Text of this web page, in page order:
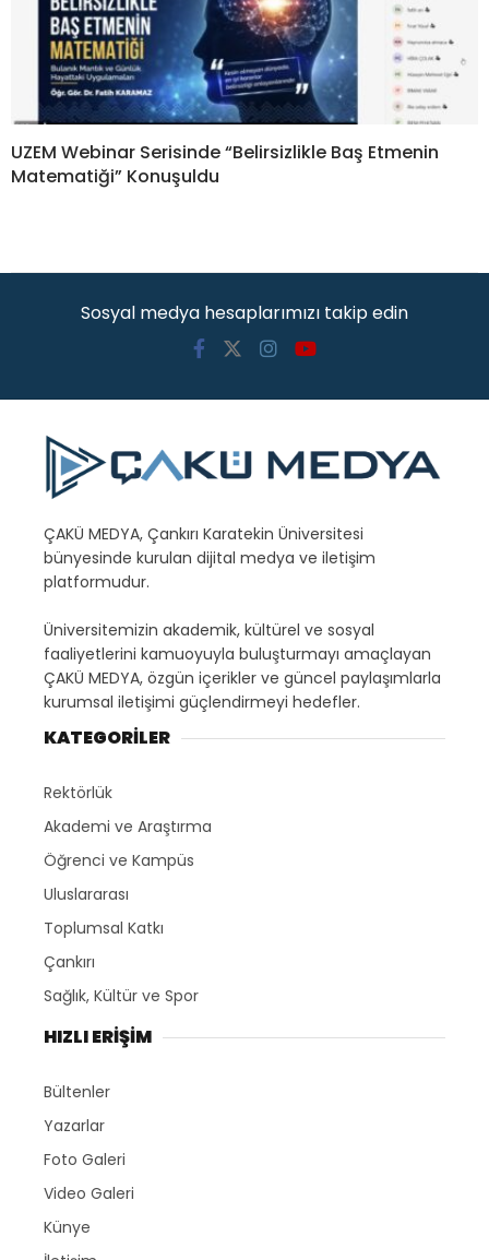
UZEM Webinar Serisinde “Belirsizlikle Baş Etmenin
Matematiği” Konuşuldu
Sosyal medya hesaplarımızı takip edin
ÇAKÜ MEDYA, Çankırı Karatekin Üniversitesi
bünyesinde kurulan dijital medya ve iletişim
platformudur.
Üniversitemizin akademik, kültürel ve sosyal
faaliyetlerini kamuoyuyla buluşturmayı amaçlayan
ÇAKÜ MEDYA, özgün içerikler ve güncel paylaşımlarla
kurumsal iletişimi güçlendirmeyi hedefler.
KATEGORİLER
Rektörlük
Akademi ve Araştırma
Öğrenci ve Kampüs
Uluslararası
Toplumsal Katkı
Çankırı
Sağlık, Kültür ve Spor
HIZLI ERİŞİM
Bültenler
Yazarlar
Foto Galeri
Video Galeri
Künye